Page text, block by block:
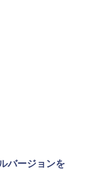
バージョンを